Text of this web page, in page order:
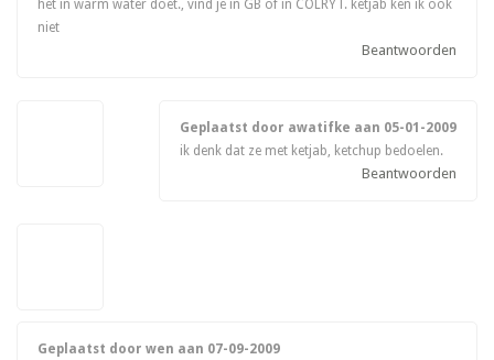
het in warm water doet., vind je in GB of in COLRYT. ketjab ken ik ook
niet
Beantwoorden
Geplaatst door awatifke aan 05-01-2009
ik denk dat ze met ketjab, ketchup bedoelen.
Beantwoorden
Geplaatst door wen aan 07-09-2009